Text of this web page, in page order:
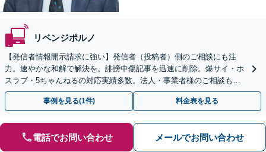
リベンジポルノ
【発信者情報開示請求に強い】発信者（投稿者）側のご相談にも注
力。速やかな和解で解決を。誹謗中傷記事を迅速に削除。爆サイ・ホ
スラブ・5ちゃんねるの対応実績多数。法人・事業者様のご相談も歓
迎【初回相談無料・電話/WEB面談・夜間休日全国対応可】
事例を見る(1件) 料金表を見る
電話でお問い合わせ メールでお問い合わせ